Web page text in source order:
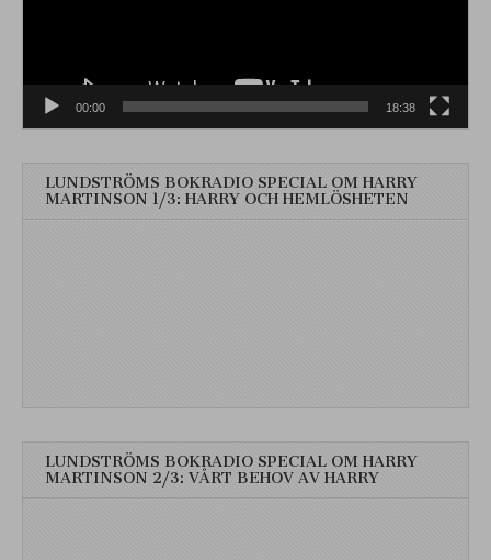
00:00 18:38
LUNDSTRÖMS BOKRADIO SPECIAL OM HARRY
MARTINSON 1/3: HARRY OCH HEMLÖSHETEN
LUNDSTRÖMS BOKRADIO SPECIAL OM HARRY
MARTINSON 2/3: VÅRT BEHOV AV HARRY